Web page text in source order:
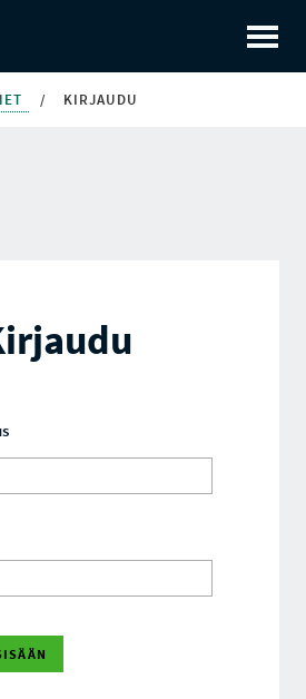
/ KIRJAUDU